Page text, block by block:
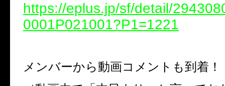
https://eplus.jp/sf/detail/
0001P021001?P1=1221
メンバーから動画コメントも到着！